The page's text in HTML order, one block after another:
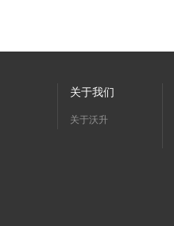
关于我们
关于沃升